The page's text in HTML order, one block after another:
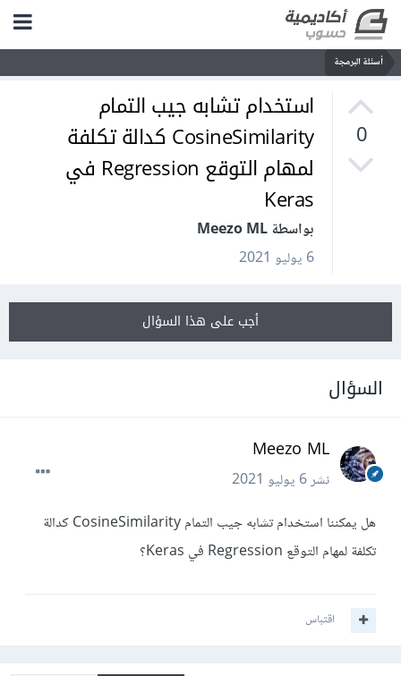
أسئلة البرمجة
0
استخدام تشابه جيب التمام
CosineSimilarity كدالة تكلفة
لمهام التوقع Regression في
Keras
بواسطة Meezo ML
6 يوليو 2021
أجب على هذا السؤال
السؤال
Meezo ML
نشر6 يوليو 2021
هل يمكننا استخدام تشابه جيب التمام CosineSimilarity كدالة
تكلفة لمهام التوقع Regression في Keras؟
اقتباس